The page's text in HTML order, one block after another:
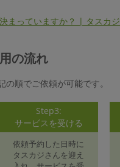
まっていますか？ | タスカジ
の流れ
順でご依頼が可能です。
Step3:
サービスを受ける
依頼予約した日時に
タスカジさんを迎え